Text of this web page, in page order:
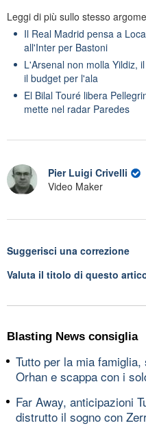
Leggi di più sullo stesso
Il Real Madrid pensa a
all'Inter per Bastoni
L'Arsenal non molla Yildiz,
il budget per l'ala
El Bilal Touré libera
mette nel radar Paredes
Pier Luigi Crivelli
Video Maker
Suggerisci una correzione
Valuta il titolo di questo
Blasting News consiglia
Tutto per la mia
Orhan e scappa con i
Far Away, anticipazioni
distrutto il sogno con